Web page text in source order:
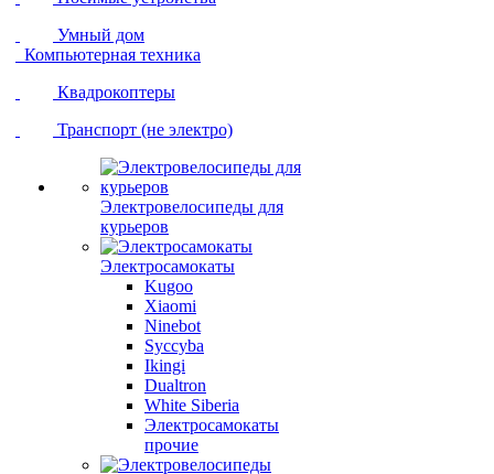
Умный дом
Компьютерная техника
Квадрокоптеры
Транспорт (не электро)
Электровелосипеды для
курьеров
Электросамокаты
Kugoo
Xiaomi
Ninebot
Syccyba
Ikingi
Dualtron
White Siberia
Электросамокаты
прочие